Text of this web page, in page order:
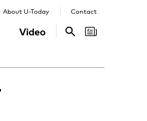
Video
About U-Today Contact
Search